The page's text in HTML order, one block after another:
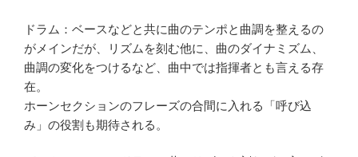
ドラム：ベースなどと共に曲のテンポと曲調を整えるの
がメインだが、リズムを刻む他に、曲のダイナミズム、
曲調の変化をつけるなど、曲中では指揮者とも言える存
在。
ホーンセクションのフレーズの合間に入れる「呼び込
み」の役割も期待される。